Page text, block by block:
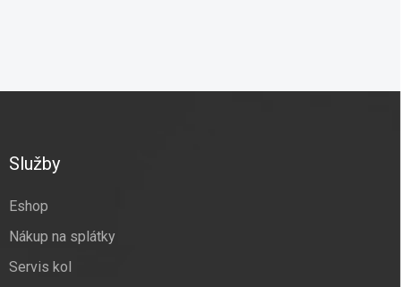
Služby
Eshop
Nákup na splátky
Servis kol